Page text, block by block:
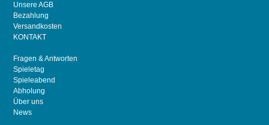
Unsere AGB
Bezahlung
Versandkosten
KONTAKT
Fragen & Antworten
Spieletag
Spieleabend
Abholung
Über uns
News